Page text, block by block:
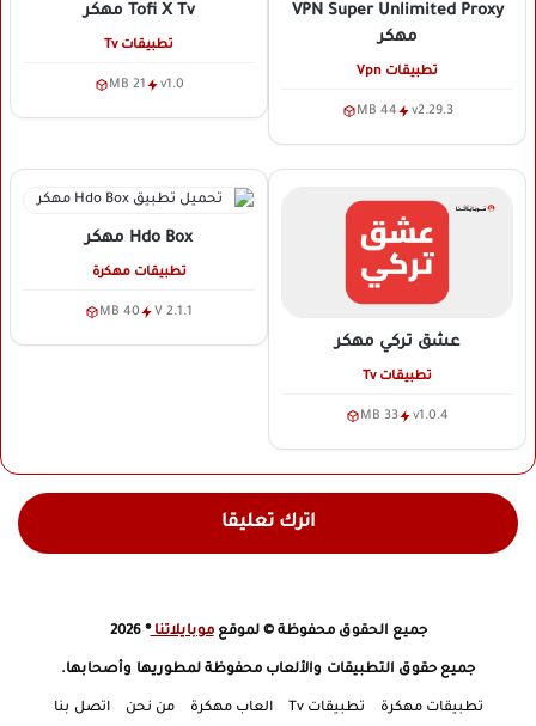
VPN Super Unlimited Proxy
مهكر
تطبيقات Vpn
v2.29.3
44 MB
Tofi X Tv مهكر
تطبيقات Tv
v1.0
21 MB
عشق تركي مهكر
تطبيقات Tv
v1.0.4
33 MB
Hdo Box مهكر
تطبيقات مهكرة
V 2.1.1
40 MB
اترك تعليقا
جميع الحقوق محفوظة © لموقعموبايلاتنا® 2026
جميع حقوق التطبيقات والألعاب محفوظة لمطوريها وأصحابها.
تطبيقات مهكرة تطبيقات Tv العاب مهكرة من نحن اتصل بنا